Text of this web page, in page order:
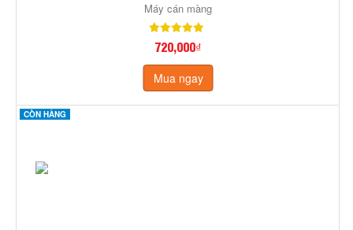
Máy cán màng
720,000₫
Mua ngay
CÒN HÀNG